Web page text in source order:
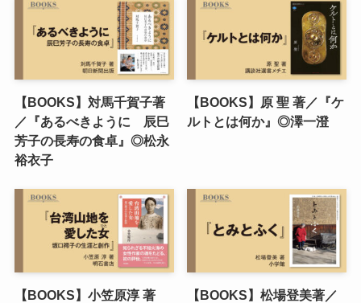
【BOOKS】対馬千賀子著
／『あるべきように 辰巳
芳子の長寿の食卓』◎松永
裕衣子
【BOOKS】原 聖 著／『ケ
ルトとは何か』◎澤一澄
【BOOKS】小笠原淳 著
【BOOKS】松場登美著／